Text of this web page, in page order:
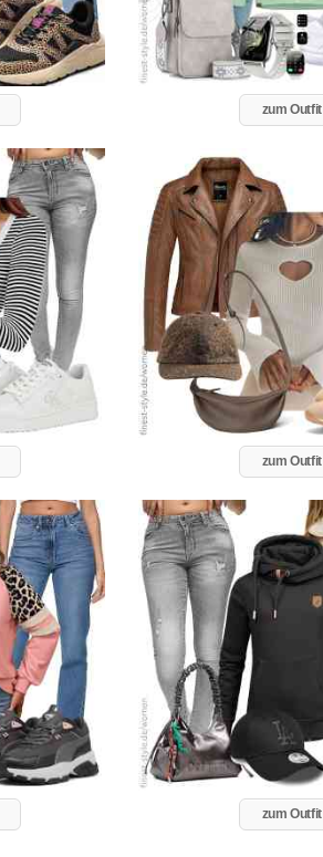
zum Outfit
zum Outfit
zum Outfit